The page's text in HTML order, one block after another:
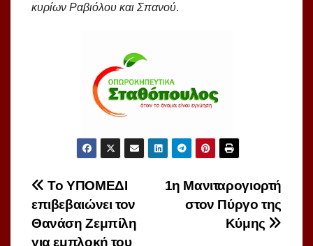
κυρίων Ραβιόλου και Σπανού.
Πλοήγηση
άρθρων
1η Μανιταρογιορτή
στον Πύργο της
Κύμης
Το ΥΠΟΜΕΔΙ
επιβεβαιώνει τον
Θανάση Ζεμπίλη
για εμπλοκή του